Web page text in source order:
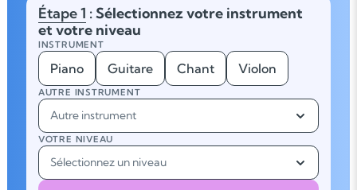
Étape 1 : Sélectionnez votre instrument
et votre niveau
INSTRUMENT
Piano Guitare Chant Violon
AUTRE INSTRUMENT
Autre instrument
VOTRE NIVEAU
Sélectionnez un niveau